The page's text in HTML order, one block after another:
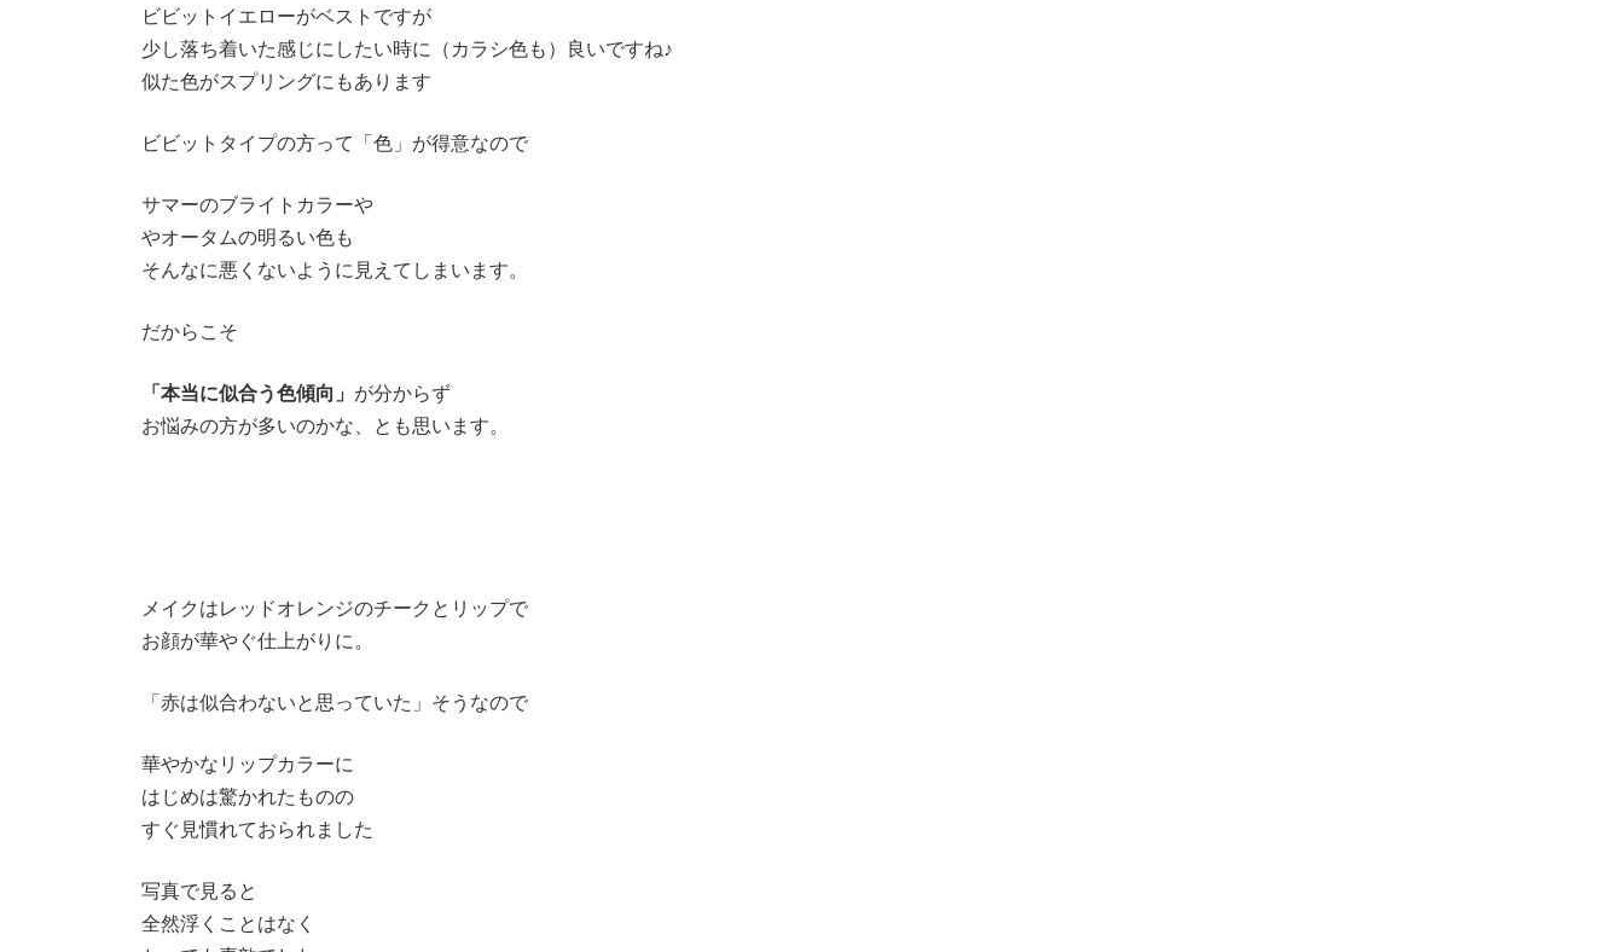
ビビットイエローがベストですが
少し落ち着いた感じにしたい時に（カラシ色も）良いですね♪
似た色がスプリングにもあります
ビビットタイプの方って「色」が得意なので
サマーのブライトカラーや
やオータムの明るい色も
そんなに悪くないように見えてしまいます。
だからこそ
「本当に似合う色傾向」 が分からず
お悩みの方が多いのかな、とも思います。
メイクはレッドオレンジのチークとリップで
お顔が華やぐ仕上がりに。
「赤は似合わないと思っていた」そうなので
華やかなリップカラーに
はじめは驚かれたものの
すぐ見慣れておられました
写真で見ると
全然浮くことはなく